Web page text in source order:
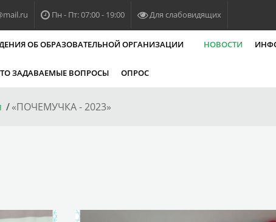
Пн - Пт: 07:00 - 19:00 Для слабовидящих
ОБ ОБРАЗОВАТЕЛЬНОЙ ОРГАНИЗАЦИИ НОВОСТИ
ЗАДАВАЕМЫЕ ВОПРОСЫ ОПРОС
«ПОЧЕМУЧКА - 2023»